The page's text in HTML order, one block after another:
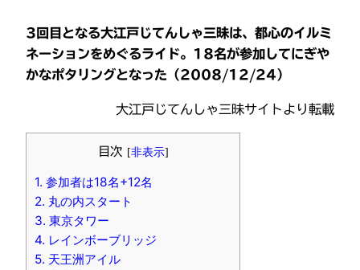
3回目となる大江戸じてんしゃ三昧は、都心のイルミ
ネーションをめぐるライド。18名が参加してにぎや
かなポタリングとなった（2008/12/24）
大江戸じてんしゃ三昧サイトより転載
目次 [非表示]
1. 参加者は18名+12名
2. 丸の内スタート
3. 東京タワー
4. レインボーブリッジ
5. 天王洲アイル